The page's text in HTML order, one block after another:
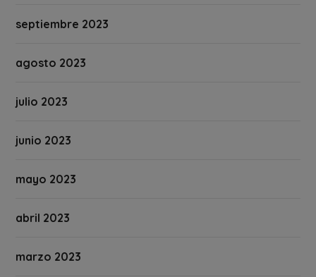
septiembre 2023
agosto 2023
julio 2023
junio 2023
mayo 2023
abril 2023
marzo 2023